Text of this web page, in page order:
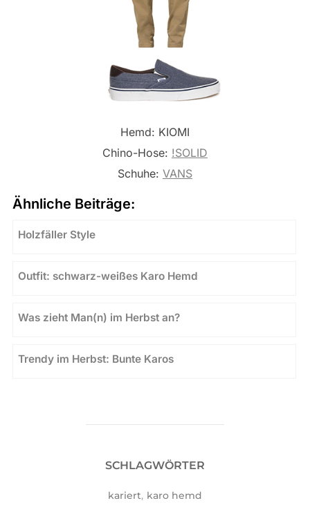
Hemd: KIOMI
Chino-Hose: !SOLID
Schuhe: VANS
Ähnliche Beiträge:
Holzfäller Style
Outfit: schwarz-weißes Karo Hemd
Was zieht Man(n) im Herbst an?
Trendy im Herbst: Bunte Karos
SCHLAGWÖRTER
kariert, karo hemd